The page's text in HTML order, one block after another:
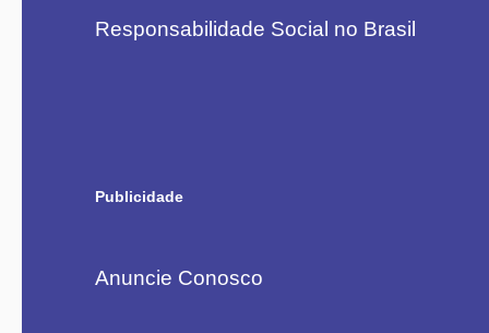
Responsabilidade Social no Brasil
Publicidade
Anuncie Conosco